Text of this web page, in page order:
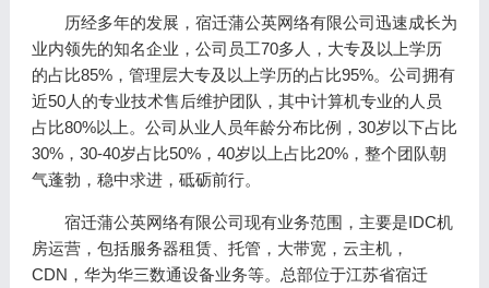
历经多年的发展，宿迁蒲公英网络有限公司迅速成长为
业内领先的知名企业，公司员工70多人，大专及以上学历
的占比85%，管理层大专及以上学历的占比95%。公司拥有
近50人的专业技术售后维护团队，其中计算机专业的人员
占比80%以上。公司从业人员年龄分布比例，30岁以下占比
30%，30-40岁占比50%，40岁以上占比20%，整个团队朝
气蓬勃，稳中求进，砥砺前行。
宿迁蒲公英网络有限公司现有业务范围，主要是IDC机
房运营，包括服务器租赁、托管，大带宽，云主机，
CDN，华为华三数通设备业务等。总部位于江苏省宿迁